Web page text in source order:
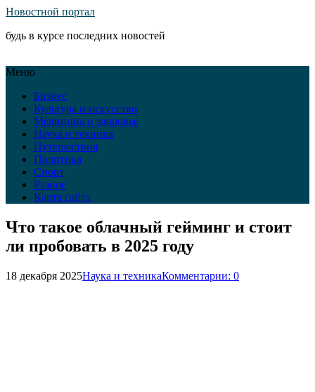
Новостной портал
будь в курсе последних новостей
Меню
Бизнес
Культура и искусство
Медицина и здоровье
Наука и техника
Путешествия
Политика
Спорт
Разное
Карта сайта
Что такое облачный гейминг и стоит
ли пробовать в 2025 году
18 декабря 2025Наука и техникаКомментарии: 0